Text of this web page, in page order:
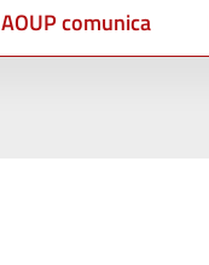
AOUP comunica